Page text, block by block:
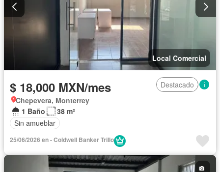
Local Comercial
$ 18,000 MXN/mes
Destacado
Chepevera, Monterrey
1 Baño
38 m²
Sin amueblar
25/06/2026 en - Coldwell Banker Trillo